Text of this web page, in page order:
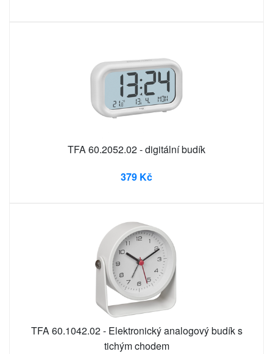
TFA 60.2052.02 - digitální budík
379 Kč
TFA 60.1042.02 - Elektronický analogový budík s
tichým chodem